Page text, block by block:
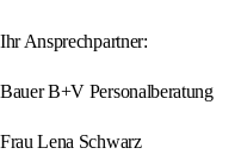
Ihr Ansprechpartner:
Bauer B+V Personalberatung
Frau Lena Schwarz